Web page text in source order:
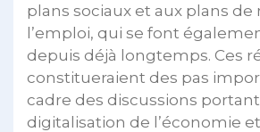
plans sociaux et aux plans
l’emploi, qui se font
depuis déjà longtemps. Ces
constitueraient des pas
cadre des discussions
digitalisation de l’économie